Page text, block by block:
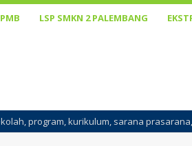
LSP SMKN 2 PALEMBANG
sarana prasarana, cara belajar,